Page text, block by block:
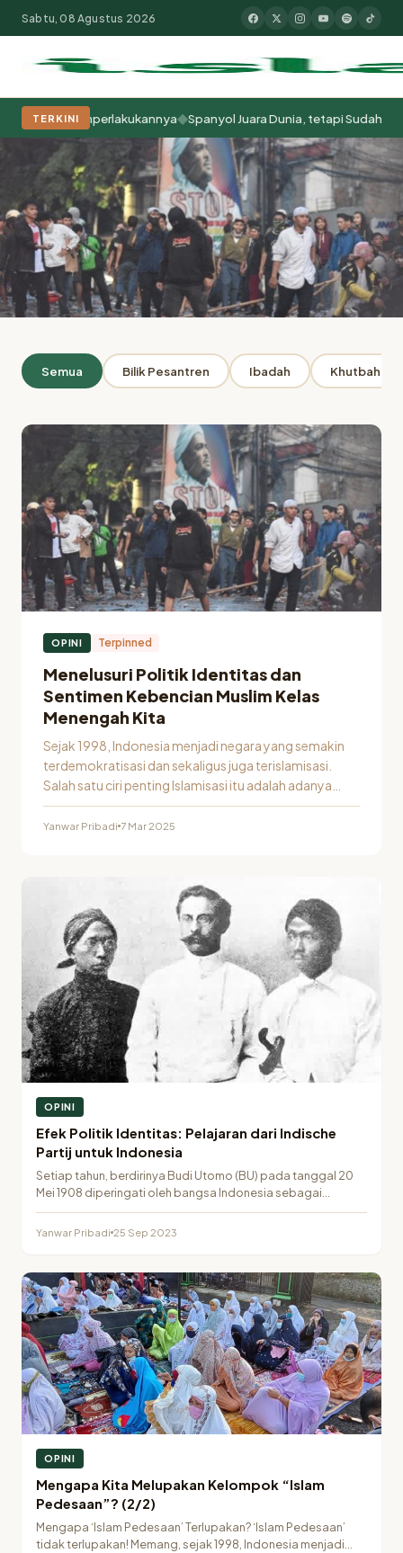
Populer:Moderasi BeragamaKhutbah JumatPesantrenTokoh
Sabtu, 08 Agustus 2026
TERKINI
Memperlakukannya◆Spanyol Juara Dunia, tetapi Sudah Berabad-
ARSIP
Penulis: Yanwar Pribadi
Assistant Professor of Local History at State Islamic
University (UIN) Sultan Maulana Hasanuddin Banten dan
Penulis Buku Islam, State and…
Semua Bilik Pesantren Ibadah Khutbah
OPINI Terpinned
Menelusuri Politik Identitas dan
Sentimen Kebencian Muslim Kelas
Menengah Kita
Sejak 1998, Indonesia menjadi negara yang semakin
terdemokratisasi dan sekaligus juga terislamisasi.
Salah satu ciri penting Islamisasi itu adalah adanya
keterjalinan yang kompleks antara kesalehan
komunal, komodifikasi agama,…
Yanwar Pribadi 7 Mar 2025
OPINI
Efek Politik Identitas: Pelajaran dari Indische
Partij untuk Indonesia
Setiap tahun, berdirinya Budi Utomo (BU) pada tanggal 20
Mei 1908 diperingati oleh bangsa Indonesia sebagai…
Yanwar Pribadi 25 Sep 2023
OPINI
Mengapa Kita Melupakan Kelompok “Islam
Pedesaan”? (2/2)
Mengapa ‘Islam Pedesaan’ Terlupakan? ‘Islam Pedesaan’
tidak terlupakan! Memang, sejak 1998, Indonesia menjadi